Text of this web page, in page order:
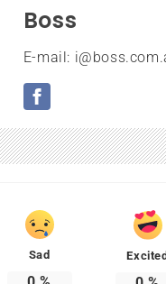
Boss
E-mail:
Sad Excited